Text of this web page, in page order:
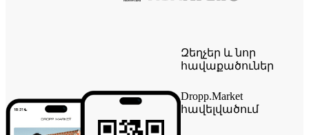
Զեղչեր և նոր
հավաքածուներ
Dropp.Market
հավելվածում